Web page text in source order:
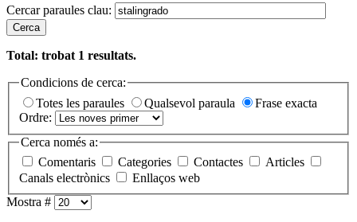
Cercar paraules clau:
Cerca
Total: trobat 1 resultats.
Condicions de cerca:
Totes les paraules
Qualsevol paraula
Frase exacta
Ordre:
Cerca només a:
Comentaris
Categories Contactes
Articles
Canals electrònics
Enllaços web
Mostra #